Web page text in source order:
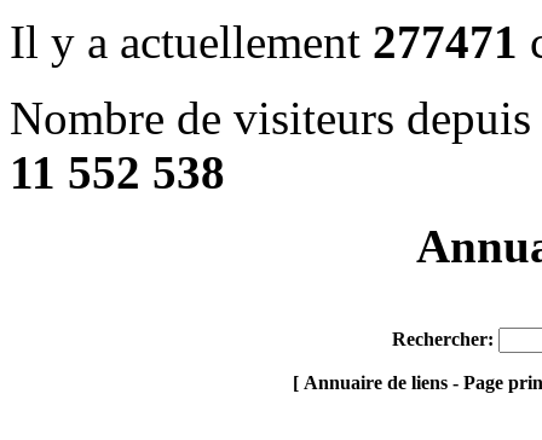
Il y a actuellement 277471
Nombre de visiteurs
11 552 538
Rechercher:
[ Annuaire de liens - Page